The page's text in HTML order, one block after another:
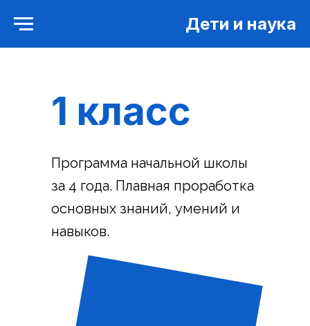
Дети и наука
Программа начальной школы
за 4 года. Плавная проработка
основных знаний, умений и
навыков.
1 класс